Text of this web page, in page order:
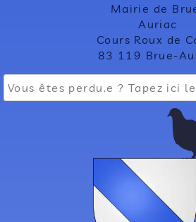
Mairie de
Auriac
Cours Roux de
83 119 Brue-